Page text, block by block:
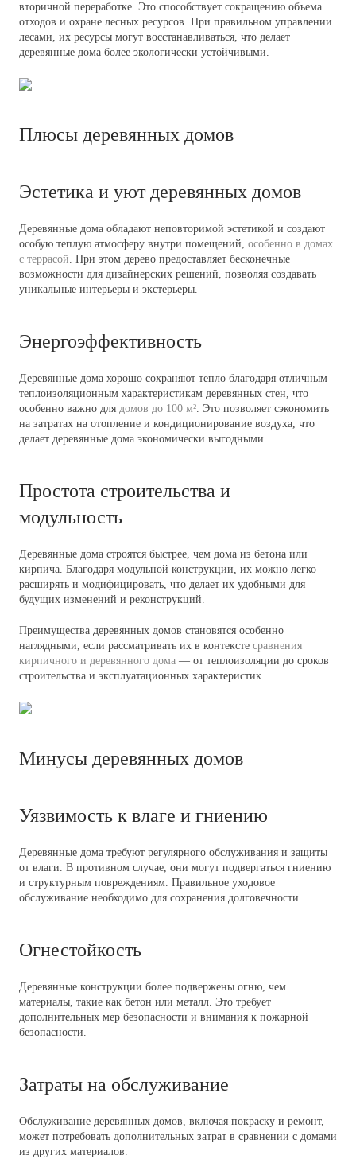
вторичной переработке. Это способствует сокращению объема
отходов и охране лесных ресурсов. При правильном управлении
лесами, их ресурсы могут восстанавливаться, что делает
деревянные дома более экологически устойчивыми.
Плюсы деревянных домов
Эстетика и уют деревянных домов
Деревянные дома обладают неповторимой эстетикой и создают
особую теплую атмосферу внутри помещений, особенно в домах
с террасой. При этом дерево предоставляет бесконечные
возможности для дизайнерских решений, позволяя создавать
уникальные интерьеры и экстерьеры.
Энергоэффективность
Деревянные дома хорошо сохраняют тепло благодаря отличным
теплоизоляционным характеристикам деревянных стен, что
особенно важно для домов до 100 м². Это позволяет сэкономить
на затратах на отопление и кондиционирование воздуха, что
делает деревянные дома экономически выгодными.
Простота строительства и
модульность
Деревянные дома строятся быстрее, чем дома из бетона или
кирпича. Благодаря модульной конструкции, их можно легко
расширять и модифицировать, что делает их удобными для
будущих изменений и реконструкций.
Преимущества деревянных домов становятся особенно
наглядными, если рассматривать их в контексте сравнения
кирпичного и деревянного дома — от теплоизоляции до сроков
строительства и эксплуатационных характеристик.
Минусы деревянных домов
Уязвимость к влаге и гниению
Деревянные дома требуют регулярного обслуживания и защиты
от влаги. В противном случае, они могут подвергаться гниению
и структурным повреждениям. Правильное уходовое
обслуживание необходимо для сохранения долговечности.
Огнестойкость
Деревянные конструкции более подвержены огню, чем
материалы, такие как бетон или металл. Это требует
дополнительных мер безопасности и внимания к пожарной
безопасности.
Затраты на обслуживание
Обслуживание деревянных домов, включая покраску и ремонт,
может потребовать дополнительных затрат в сравнении с домами
из других материалов.